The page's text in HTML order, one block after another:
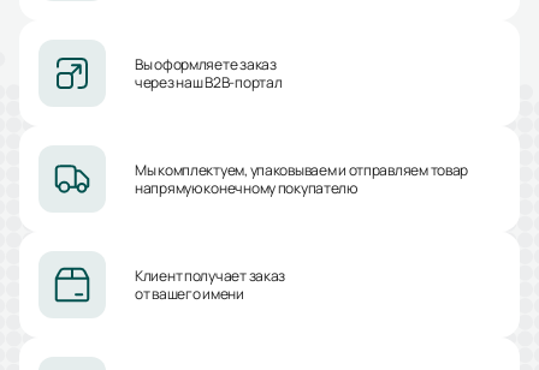
Вы оформляете заказ
через наш B2B-портал
Мы комплектуем, упаковываем и отправляем товар
напрямую конечному покупателю
Клиент получает заказ
от вашего имени